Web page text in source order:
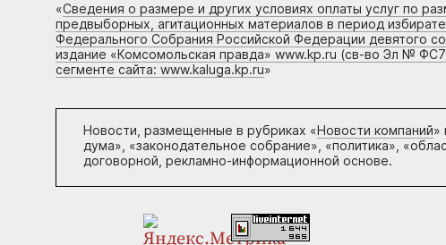
«Сведения о размере и других условиях оплаты услуг по
предвыборных, агитационных материалов в период
Федерального Собрания Российской Федерации девятого
издание «Комсомольская правда» www.kp.ru (св-во Эл №
сегменте сайта: www.kaluga.kp.ru»
Новости, размещенные в рубриках «Новости компаний»
дума», «законодательное собрание», «политика»,
договорной, рекламно-информационной основе.